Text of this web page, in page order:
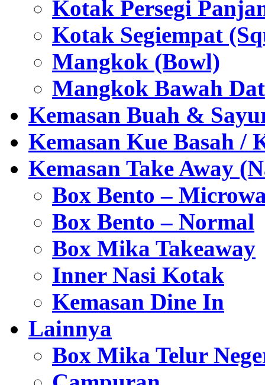
Kotak Persegi
Kotak Segiempat
Mangkok (Bowl)
Mangkok Bawah
Kemasan Buah &
Kemasan Kue Basah /
Kemasan Take Away
Box Bento –
Box Bento – Normal
Box Mika Takeaway
Inner Nasi Kotak
Kemasan Dine In
Lainnya
Box Mika Telur